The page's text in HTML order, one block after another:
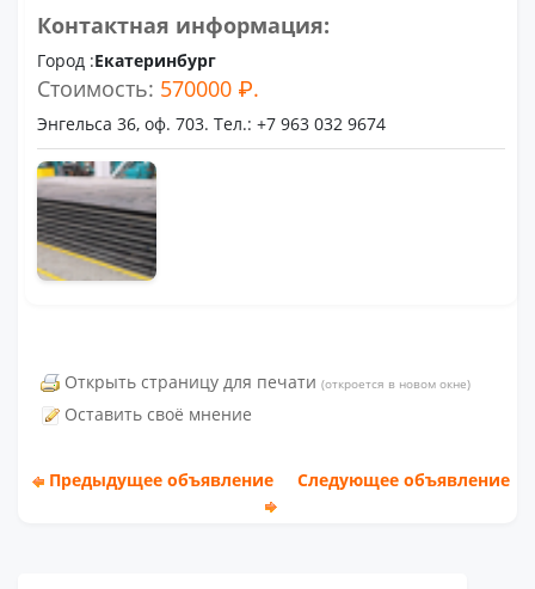
Контактная информация:
Город :Екатеринбург
Стоимость: 570000 ₽.
Энгельса 36, оф. 703. Тел.: +7 963 032 9674
Открыть страницу для печати (откроется в новом окне)
Оставить своё мнение
Предыдущее объявление Следующее объявление